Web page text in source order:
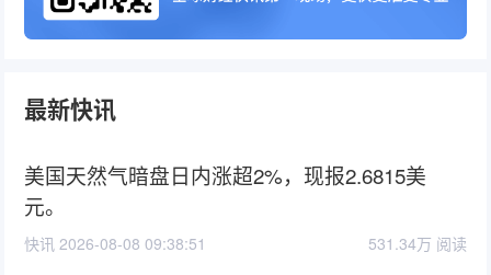
最新快讯
美国天然气暗盘日内涨超2%，现报2.6815美
元。
快讯 2026-08-08 09:38:51 531.34万 阅读